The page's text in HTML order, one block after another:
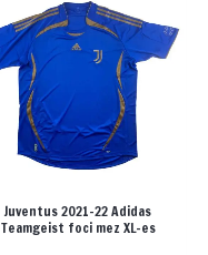
Juventus 2021-22 Adidas
Teamgeist foci mez XL-es